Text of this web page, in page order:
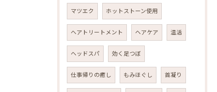
マツエク ホットストーン使用
ヘアトリートメント ヘアケア 温活
ヘッドスパ 効く足つぼ
仕事帰りの癒し もみほぐし 首凝り